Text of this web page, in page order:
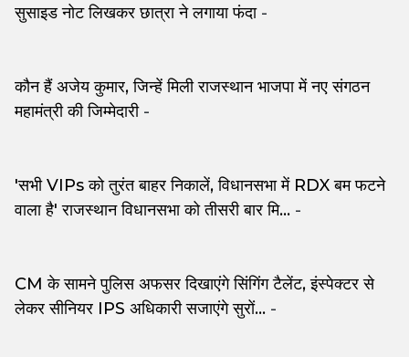
सुसाइड नोट लिखकर छात्रा ने लगाया फंदा-
कौन हैं अजेय कुमार, जिन्हें मिली राजस्थान भाजपा में नए संगठन
महामंत्री की जिम्मेदारी-
'सभी VIPs को तुरंत बाहर निकालें, विधानसभा में RDX बम फटने
वाला है' राजस्थान विधानसभा को तीसरी बार मि... -
CM के सामने पुलिस अफसर दिखाएंगे सिंगिंग टैलेंट, इंस्पेक्टर से
लेकर सीनियर IPS अधिकारी सजाएंगे सुरों... -